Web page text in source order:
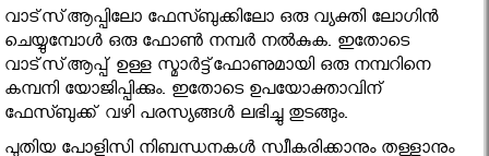
വാട്‌സ്ആപ്പിലോ ഫേസ്ബുക്കിലോ ഒരു വ്യക്തി ലോഗിന്‍
ചെയ്യുമ്പോള്‍ ഒരു ഫോണ്‍ നമ്പര്‍ നല്‍കുക. ഇതോടെ
വാട്‌സ്ആപ്പ് ഉള്ള സ്മാര്‍ട്ട്‌ഫോണുമായി ഒരു നമ്പറിനെ
കമ്പനി യോജിപ്പിക്കും. ഇതോടെ ഉപയോക്താവിന്
ഫേസ്ബുക്ക് വഴി പരസ്യങ്ങള്‍ ലഭിച്ചു തുടങ്ങും.